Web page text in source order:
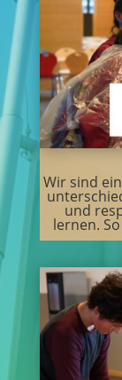
Wir sind
und
lernen.